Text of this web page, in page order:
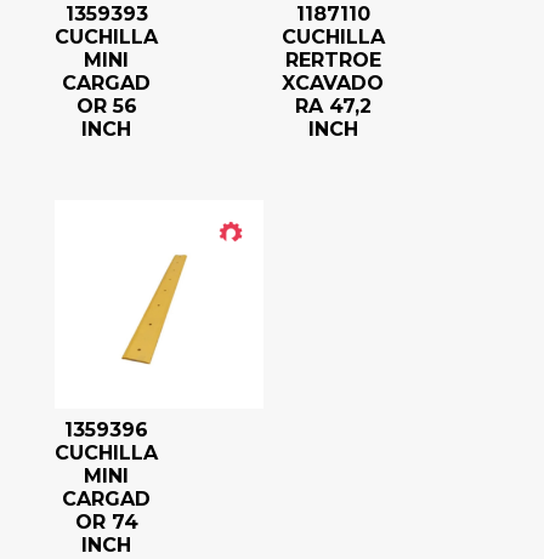
1359393
CUCHILLA
MINI
CARGAD
OR 56
INCH
1187110
CUCHILLA
RERTROE
XCAVADO
RA 47,2
INCH
1359396
CUCHILLA
MINI
CARGAD
OR 74
INCH